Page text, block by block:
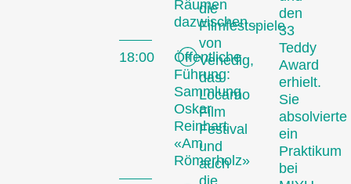
Räumen
dazwischen…
18:00
Öffentliche
Führung:
Sammlung
Oskar
Reinhart
«Am
Römerholz»
die
Filmfestspiele
von
Venedig,
das
Locarno
Film
Festival
und
auch
die
den
33
Teddy
Award
erhielt.
Sie
absolvierte
ein
Praktikum
bei